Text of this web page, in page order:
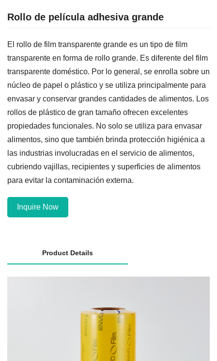
Rollo de película adhesiva grande
El rollo de film transparente grande es un tipo de film
transparente en forma de rollo grande. Es diferente del film
transparente doméstico. Por lo general, se enrolla sobre un
núcleo de papel o plástico y se utiliza principalmente para
envasar y conservar grandes cantidades de alimentos. Los
rollos de plástico de gran tamaño ofrecen excelentes
propiedades funcionales. No solo se utiliza para envasar
alimentos, sino que también brinda protección higiénica a
las industrias involucradas en el servicio de alimentos,
cubriendo vajillas, recipientes y superficies de alimentos
para evitar la contaminación externa.
Inquire Now
Product Details